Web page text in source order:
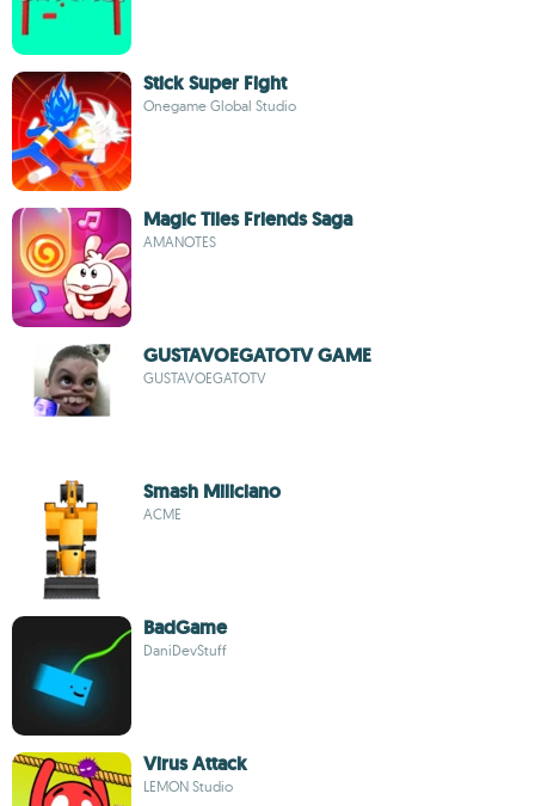
Stick Super Fight
Onegame Global Studio
Magic Tiles Friends Saga
AMANOTES
GUSTAVOEGATOTV GAME
GUSTAVOEGATOTV
Smash Miliciano
ACME
BadGame
DaniDevStuff
Virus Attack
LEMON Studio